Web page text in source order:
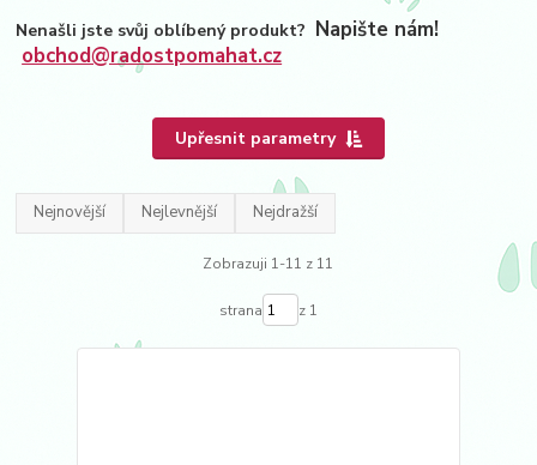
Nenašli jste svůj oblíbený produkt? Napište nám!
obchod@radostpomahat.cz
Upřesnit parametry
Nejnovější Nejlevnější Nejdražší
Zobrazuji 1-11 z 11
strana z 1